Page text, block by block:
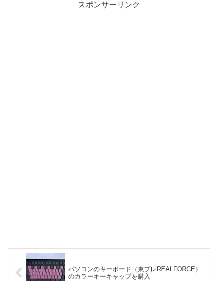
スポンサーリンク
パソコンのキーボード（東プレREALFORCE）
のカラーキーキャップを購入